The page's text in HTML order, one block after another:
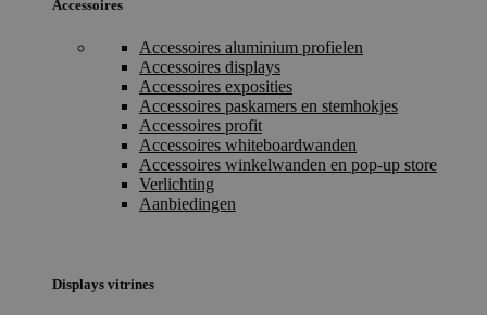
Accessoires
Accessoires aluminium profielen
Accessoires displays
Accessoires exposities
Accessoires paskamers en stemhokjes
Accessoires profit
Accessoires whiteboardwanden
Accessoires winkelwanden en pop-up store
Verlichting
Aanbiedingen
Displays vitrines